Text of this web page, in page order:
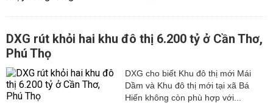
DXG rút khỏi hai khu đô thị 6.200 tỷ ở Cần Thơ,
Phú Thọ
DXG cho biết Khu đô thị mới Mái
Dầm và Khu đô thị mới tại xã Bá
Hiến không còn phù hợp với...